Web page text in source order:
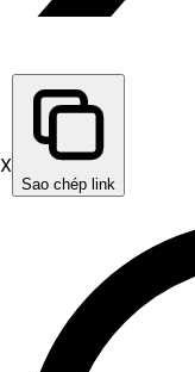
X
Sao chép link